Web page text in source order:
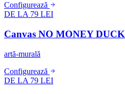
Configurează
DE LA 79 LEI
Canvas NO MONEY DUCK
artă-murală
Configurează
DE LA 79 LEI